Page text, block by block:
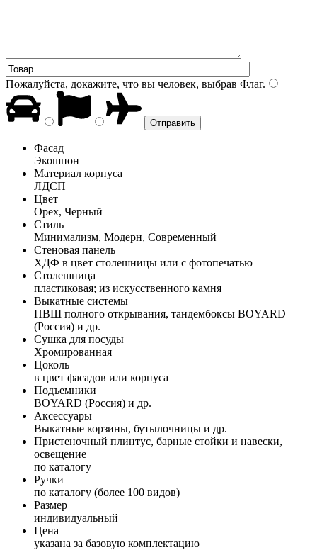
Пожалуйста, докажите, что вы человек, выбрав Флаг.
Фасад
Экошпон
Материал корпуса
ЛДСП
Цвет
Орех, Черный
Стиль
Минимализм, Модерн, Современный
Стеновая панель
ХДФ в цвет столешницы или с фотопечатью
Столешница
пластиковая; из искусственного камня
Выкатные системы
ПВШ полного открывания, тандембоксы BOYARD
(Россия) и др.
Сушка для посуды
Хромированная
Цоколь
в цвет фасадов или корпуса
Подъемники
BOYARD (Россия) и др.
Аксессуары
Выкатные корзины, бутылочницы и др.
Пристеночный плинтус, барные стойки и навески,
освещение
по каталогу
Ручки
по каталогу (более 100 видов)
Размер
индивидуальный
Цена
указана за базовую комплектацию